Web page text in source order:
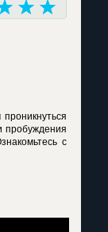
пробуждения
с